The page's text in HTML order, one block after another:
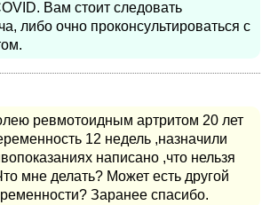
Вам стоит следовать
либо очно проконсультироваться с
ревмотоидным артритом 20 лет
12 недель ,назначили
написано ,что нельзя
мне делать? Может есть другой
Заранее спасибо.